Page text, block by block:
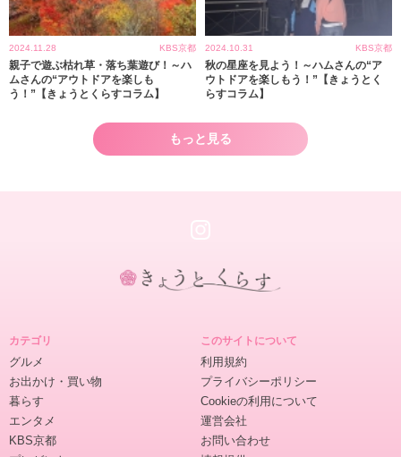
2024.11.28 KBS京都
親子で遊ぶ枯れ草・落ち葉遊び！～ハ
ムさんの“アウトドアを楽しも
う！”【きょうとくらすコラム】
2024.10.31 KBS京都
秋の星座を見よう！～ハムさんの“ア
ウトドアを楽しもう！”【きょうとく
らすコラム】
もっと見る
カテゴリ
グルメ
お出かけ・買い物
暮らす
エンタメ
KBS京都
このサイトについて
利用規約
プライバシーポリシー
Cookieの利用について
運営会社
お問い合わせ